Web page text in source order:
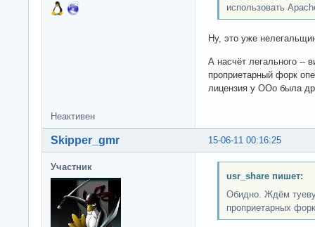
использовать
Ну, это уже
А насчёт легального --
проприетарный форк
лицензия у ООо была
Неактивен
15-06-11 00:16:25
Skipper_gmr
Участник
usr_share пишет:
Обидно. Ждём
проприетарных